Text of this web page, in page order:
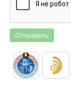
Отправить